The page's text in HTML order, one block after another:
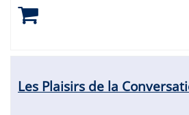
Les Plaisirs de la